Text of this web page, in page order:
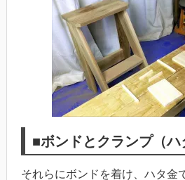
■ボンドとクランプ（ハ
それらにボンドを着け、ハタ金